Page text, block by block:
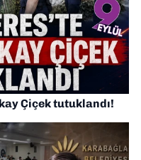
Çiçek tutuklandı!